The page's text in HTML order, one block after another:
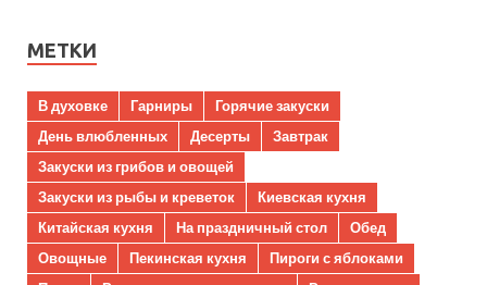
МЕТКИ
В духовке Гарниры
Горячие закуски
День влюбленных
Десерты
Завтрак
Закуски из грибов и овощей
Закуски из рыбы и креветок
Киевская кухня
Китайская кухня
На праздничный стол
Обед
Овощные
Пекинская кухня
Пироги с яблоками